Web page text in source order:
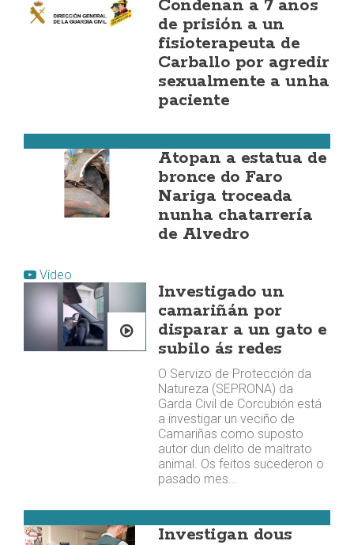
Condenan a 7 anos
de prisión a un
fisioterapeuta de
Carballo por agredir
sexualmente a unha
paciente
Atopan a estatua de
bronce do Faro
Nariga troceada
nunha chatarrería
de Alvedro
Vídeo
Investigado un
camariñán por
disparar a un gato e
subilo ás redes
O Servizo de Protección da
Natureza (SEPRONA) da
Garda Civil de Corcubión está
a investigar un veciño de
Camariñas como suposto
autor dun delito de maltrato
animal. Os feitos sucederon o
pasado mes…
Investigan dous